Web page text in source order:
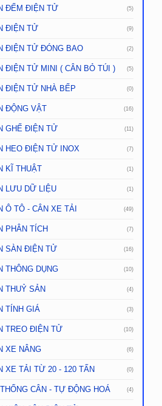
ĐẾM ĐIỆN TỬ (5)
ĐIỆN TỬ (9)
ĐIỆN TỬ ĐÓNG BAO (2)
ĐIỆN TỬ MINI ( CÂN BỎ TÚI ) (5)
ĐIỆN TỬ NHÀ BẾP (0)
ĐỘNG VẬT (16)
GHẾ ĐIỆN TỬ (11)
HEO ĐIỆN TỬ INOX (7)
KĨ THUẬT (1)
LƯU DỮ LIỆU (1)
Ô TÔ - CÂN XE TẢI (49)
PHÂN TÍCH (7)
SÀN ĐIỆN TỬ (16)
THÔNG DỤNG (10)
THUỶ SẢN (4)
TÍNH GIÁ (3)
TREO ĐIỆN TỬ (10)
XE NÂNG (6)
XE TẢI TỪ 20 - 120 TẤN (0)
CÂN - TỰ ĐỘNG HOÁ (4)